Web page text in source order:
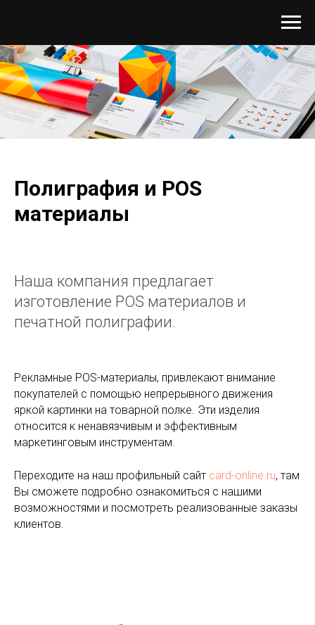
Полиграфия и POS
материалы
Наша компания предлагает
изготовление POS материалов и
печатной полиграфии.
Рекламные POS-материалы, привлекают внимание
покупателей с помощью непрерывного движения
яркой картинки на товарной полке. Эти изделия
относится к ненавязчивым и эффективным
маркетинговым инструментам.
Переходите на наш профильный сайт card-online.ru, там
Вы сможете подробно ознакомиться с нашими
возможностями и посмотреть реализованные заказы
клиентов.